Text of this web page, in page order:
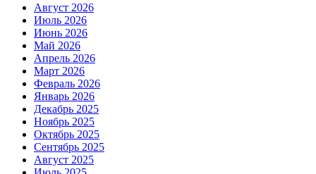
Август 2026
Июль 2026
Июнь 2026
Май 2026
Апрель 2026
Март 2026
Февраль 2026
Январь 2026
Декабрь 2025
Ноябрь 2025
Октябрь 2025
Сентябрь 2025
Август 2025